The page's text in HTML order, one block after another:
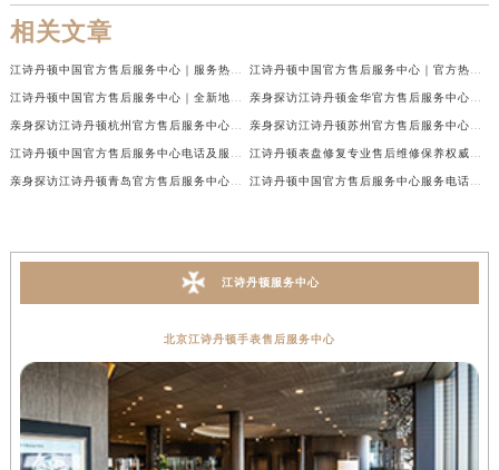
相关文章
江诗丹顿服务中心
北京江诗丹顿手表售后服务中心